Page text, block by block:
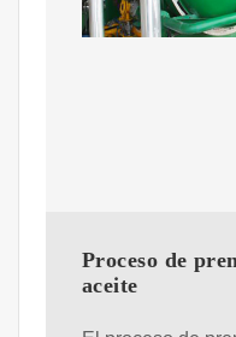
Proceso de
aceite